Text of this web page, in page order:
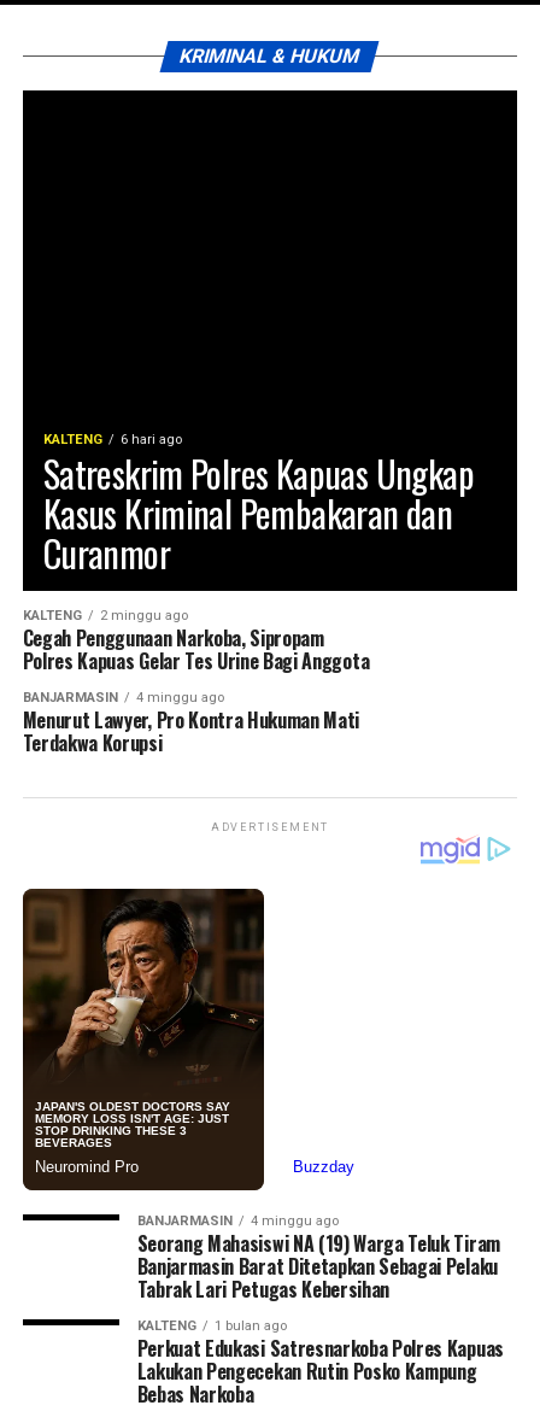
KRIMINAL & HUKUM
KALTENG 6 hari ago
Satreskrim Polres Kapuas Ungkap
Kasus Kriminal Pembakaran dan
Curanmor
KALTENG 2 minggu ago
Cegah Penggunaan Narkoba, Sipropam
Polres Kapuas Gelar Tes Urine Bagi Anggota
BANJARMASIN 4 minggu ago
Menurut Lawyer, Pro Kontra Hukuman Mati
Terdakwa Korupsi
ADVERTISEMENT
BANJARMASIN 4 minggu ago
Seorang Mahasiswi NA (19) Warga Teluk Tiram
Banjarmasin Barat Ditetapkan Sebagai Pelaku
Tabrak Lari Petugas Kebersihan
KALTENG 1 bulan ago
Perkuat Edukasi Satresnarkoba Polres Kapuas
Lakukan Pengecekan Rutin Posko Kampung
Bebas Narkoba